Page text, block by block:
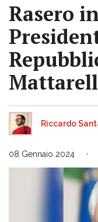
Rasero
Riccardo
08 Gennaio 2024